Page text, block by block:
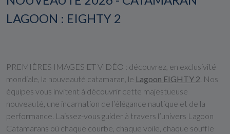
LAGOON : EIGHTY 2
PREMIÈRES IMAGES ET VIDÉO : découvrez, en exclusivité
mondiale, la nouveauté catamaran, le Lagoon EIGHTY 2 . Nos
équipes vous invitent à découvrir cette majestueuse
nouveauté, une incarnation de l’élégance nautique et de la
performance. Laissez-vous guider à travers l’univers Lagoon
Catamarans où chaque courbe, chaque voile, chaque souffle